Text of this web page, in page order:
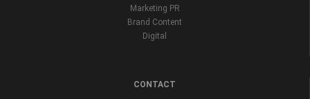
Marketing PR
Brand Content
Digital
CONTACT